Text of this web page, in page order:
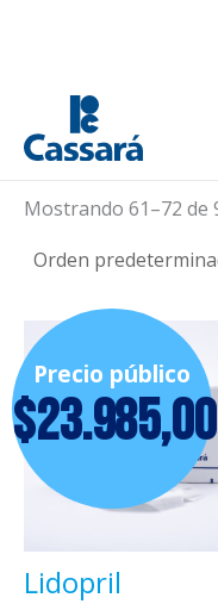
contenido
/Pediatría
Pediatría
Mostrando 61–72 de
Precio público
$23.985,00
Lidopril